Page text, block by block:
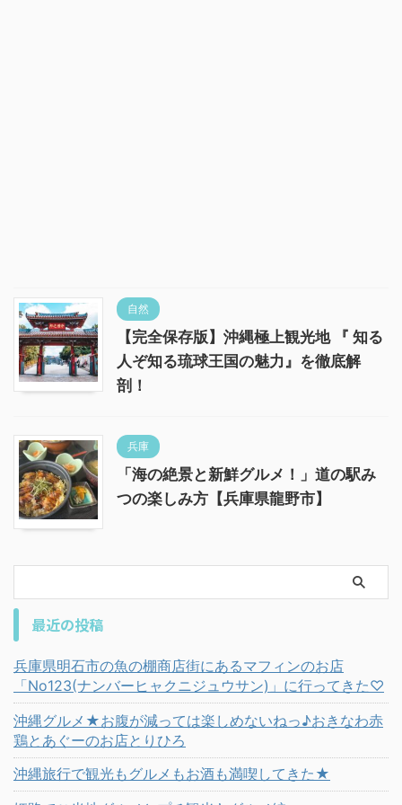
自然
【完全保存版】沖縄極上観光地 『 知る
人ぞ知る琉球王国の魅力』を徹底解
剖！
兵庫
「海の絶景と新鮮グルメ！」道の駅み
つの楽しみ方【兵庫県龍野市】
最近の投稿
兵庫県明石市の魚の棚商店街にあるマフィンのお店
「No123(ナンバーヒャクニジュウサン)」に行ってきた♡
沖縄グルメ★お腹が減っては楽しめないねっ♪おきなわ赤
鶏とあぐーのお店とりひろ
沖縄旅行で観光もグルメもお酒も満喫してきた★